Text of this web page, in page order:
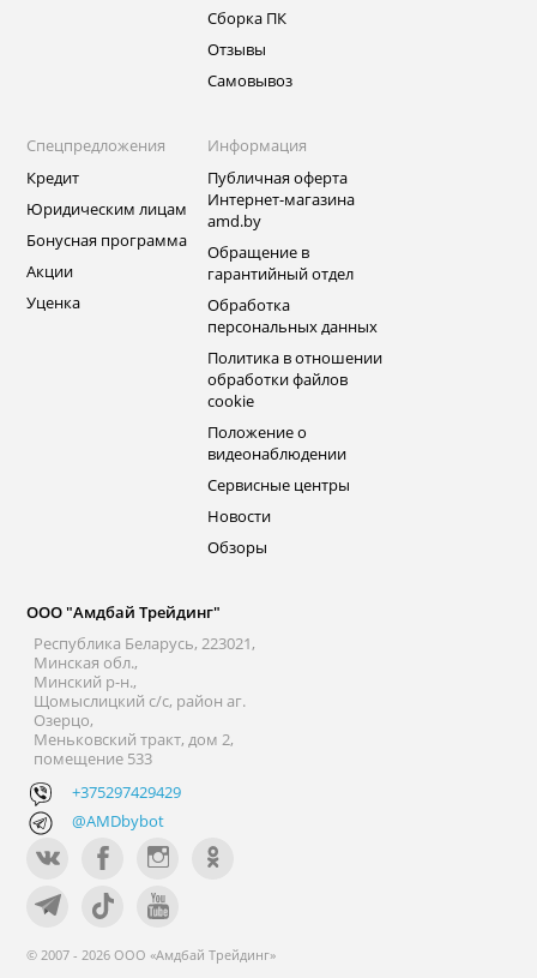
Сборка ПК
Отзывы
Самовывоз
Спецпредложения
Кредит
Юридическим лицам
Бонусная программа
Акции
Уценка
Информация
Публичная оферта
Интернет-магазина
amd.by
Обращение в
гарантийный отдел
Обработка
персональных данных
Политика в отношении
обработки файлов
cookie
Положение о
видеонаблюдении
Сервисные центры
Новости
Обзоры
ООО "Амдбай Трейдинг"
Республика Беларусь, 223021,
Минская обл.,
Минский р-н.,
Щомыслицкий с/с, район аг.
Озерцо,
Меньковский тракт, дом 2,
помещение 533
+375297429429
@AMDbybot
© 2007 - 2026 ООО «Амдбай Трейдинг»